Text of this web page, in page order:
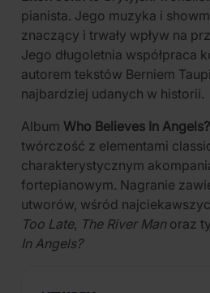
pianista. Jego muzyka i
znaczący i trwały wpływ na
Jego długoletnia współpraca
autorem tekstów Berniem
najbardziej udanych w historii.
Album Who Believes In Angels?
twórczość z elementami
charakterystycznym
fortepianowym. Nagranie
utworów, wśród
Too Late, The River Manoraz
In Angels?